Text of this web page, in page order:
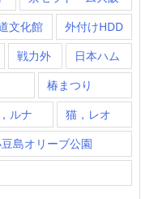
文化館
外付けHDD
戦力外
日本ハム
椿まつり
ルナ
猫，レオ
島オリーブ公園